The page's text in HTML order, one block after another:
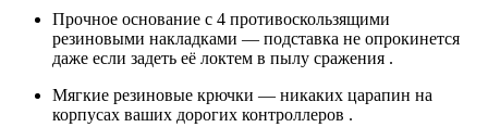
Прочное основание с 4 противоскользящими
резиновыми накладками — подставка не опрокинется
даже если задеть её локтем в пылу сражения .
Мягкие резиновые крючки — никаких царапин на
корпусах ваших дорогих контроллеров .